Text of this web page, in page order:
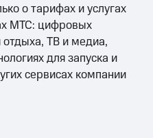
о тарифах и услугах
МТС: цифровых
ТВ и медиа,
для запуска и
сервисах компании